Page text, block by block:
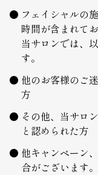
フェイシャルの
時間が含まれてお
当サロンでは、
す。
他のお客様のご
方
その他、当サロ
と認められた方
他キャンペーン
合がございます。